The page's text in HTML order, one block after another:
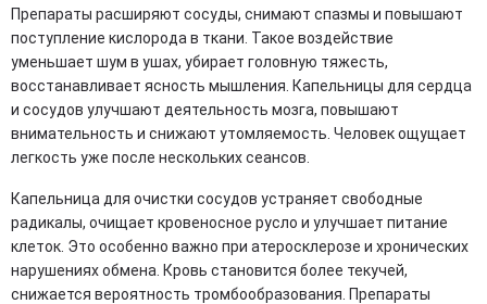
Препараты расширяют сосуды, снимают спазмы и повышают
поступление кислорода в ткани. Такое воздействие
уменьшает шум в ушах, убирает головную тяжесть,
восстанавливает ясность мышления. Капельницы для сердца
и сосудов улучшают деятельность мозга, повышают
внимательность и снижают утомляемость. Человек ощущает
легкость уже после нескольких сеансов.
Капельница для очистки сосудов устраняет свободные
радикалы, очищает кровеносное русло и улучшает питание
клеток. Это особенно важно при атеросклерозе и хронических
нарушениях обмена. Кровь становится более текучей,
снижается вероятность тромбообразования. Препараты